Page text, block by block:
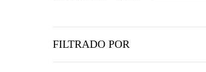
FILTRADO POR